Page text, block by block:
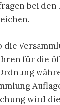
bei
die
für die
wird